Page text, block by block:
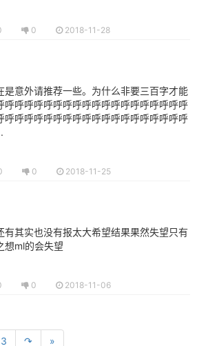
0 2018-11-28
是意外请推荐一些。为什么非要三百字才能
呼呼呼呼呼呼呼呼呼呼呼呼呼呼呼呼呼呼呼
呼呼呼呼呼呼呼呼呼呼呼呼呼呼呼呼呼呼呼
0 2018-11-25
有其实也没有报太大希望结果果然失望只有
想ml的会失望
0 2018-11-06
3 ↷ »